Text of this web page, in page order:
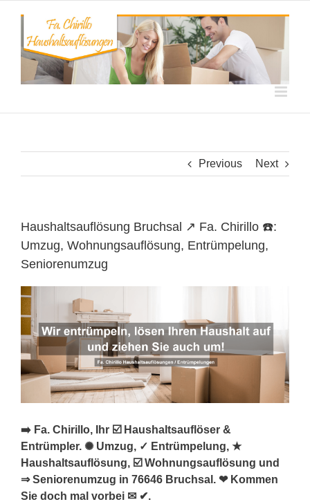
content
Previous Next
Haushaltsauflösung Bruchsal ↗️ Fa. Chirillo ☎️:
Umzug, Wohnungsauflösung, Entrümpelung,
Seniorenumzug
➡️ Fa. Chirillo, Ihr ☑️ Haushaltsauflöser &
Entrümpler. ✺ Umzug, ✓ Entrümpelung, ★
Haushaltsauflösung, ☑️ Wohnungsauflösung und
⇒ Seniorenumzug in 76646 Bruchsal. ❤ Kommen
Sie doch mal vorbei ✉ ✔.